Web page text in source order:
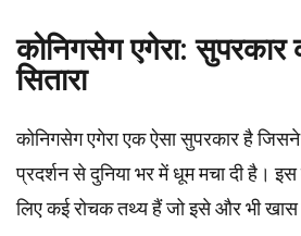
कोनिगसेग एगेरा: सुपरकार
सितारा
कोनिगसेग एगेरा एक ऐसा सुपरकार है
प्रदर्शन से दुनिया भर में धूम मचा दी है।
लिए कई रोचक तथ्य हैं जो इसे और भी खास